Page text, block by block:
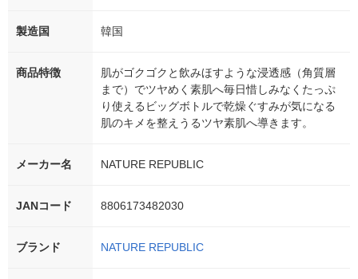
製造国 韓国
商品特徴
肌がゴクゴクと飲みほすような浸透感（角質層
まで）でツヤめく素肌へ毎日惜しみなくたっぷ
り使えるビッグボトルで乾燥ぐすみが気になる
肌のキメを整えうるツヤ素肌へ導きます。
メーカー名 NATURE REPUBLIC
JANコード 8806173482030
ブランド NATURE REPUBLIC